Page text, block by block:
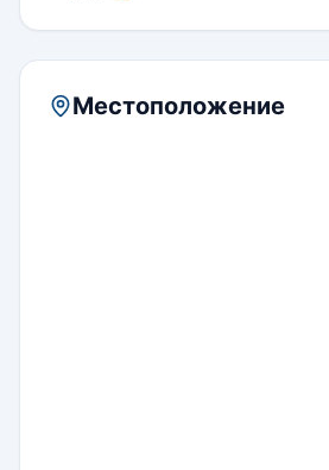
Местоположение